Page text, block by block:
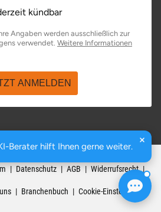
Berater hilft Ihnen gerne weiter.
kündbar
Angaben werden ausschließlich zur
verwendet. Weitere Informationen
ANMELDEN
99084
Datenschutz AGB Widerrufsrecht
Branchenbuch Cookie-Einstellungen